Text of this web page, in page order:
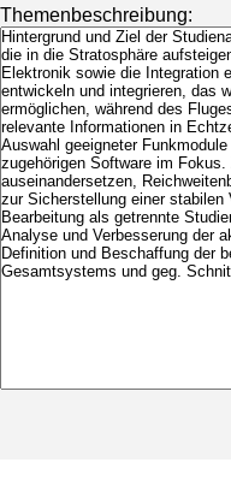
Themenbeschreibung: